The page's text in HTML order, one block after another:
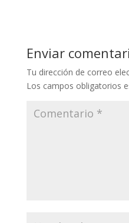
Enviar
Tu dirección de correo
Los campos obligatorios